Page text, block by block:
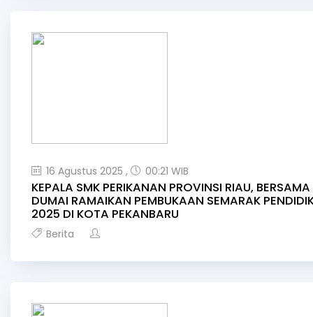
16 Agustus 2025 , 00:21 WIB
KEPALA SMK PERIKANAN PROVINSI RIAU,
DUMAI RAMAIKAN PEMBUKAAN SEMARAK
2025 DI KOTA PEKANBARU
Berita